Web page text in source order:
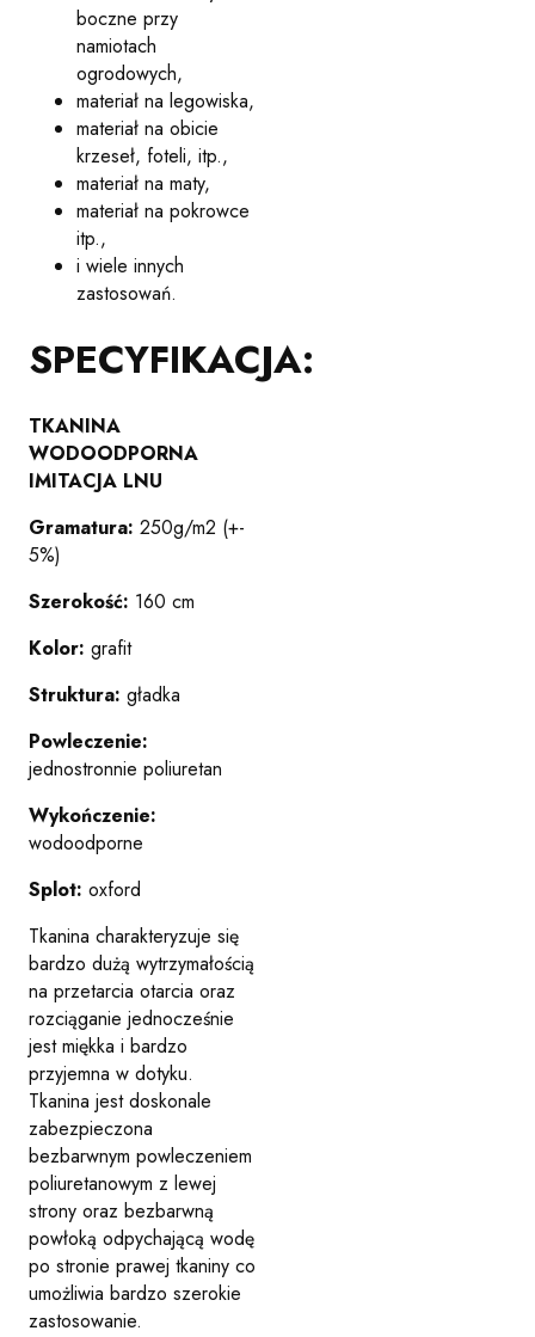
boczne przy
namiotach
ogrodowych,
materiał na legowiska,
materiał na obicie
krzeseł, foteli, itp.,
materiał na maty,
materiał na pokrowce
itp.,
i wiele innych
zastosowań.
SPECYFIKACJA:
TKANINA
WODOODPORNA
IMITACJA LNU
Gramatura: 250g/m2 (+-
5%)
Szerokość: 160 cm
Kolor: grafit
Struktura: gładka
Powleczenie:
jednostronnie poliuretan
Wykończenie:
wodoodporne
Splot: oxford
Tkanina charakteryzuje się
bardzo dużą wytrzymałością
na przetarcia otarcia oraz
rozciąganie jednocześnie
jest miękka i bardzo
przyjemna w dotyku.
Tkanina jest doskonale
zabezpieczona
bezbarwnym powleczeniem
poliuretanowym z lewej
strony oraz bezbarwną
powłoką odpychającą wodę
po stronie prawej tkaniny co
umożliwia bardzo szerokie
zastosowanie.